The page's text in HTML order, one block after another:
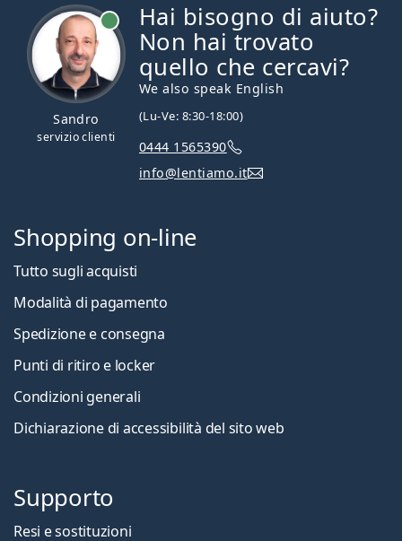
Sandro
servizio clienti
Hai bisogno di aiuto?
Non hai trovato
quello che cercavi?
We also speak English
(Lu-Ve: 8:30-18:00)
0444 1565390
info@lentiamo.it
Shopping on-line
Tutto sugli acquisti
Modalità di pagamento
Spedizione e consegna
Punti di ritiro e locker
Condizioni generali
Dichiarazione di accessibilità del sito web
Supporto
Resi e sostituzioni